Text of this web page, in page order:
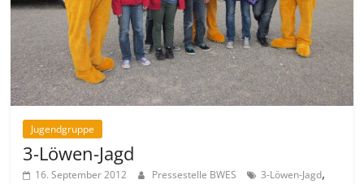
Jugendgruppe
3-Löwen-Jagd
16. September 2012 Pressestelle BWES 3-Löwen-Jagd,